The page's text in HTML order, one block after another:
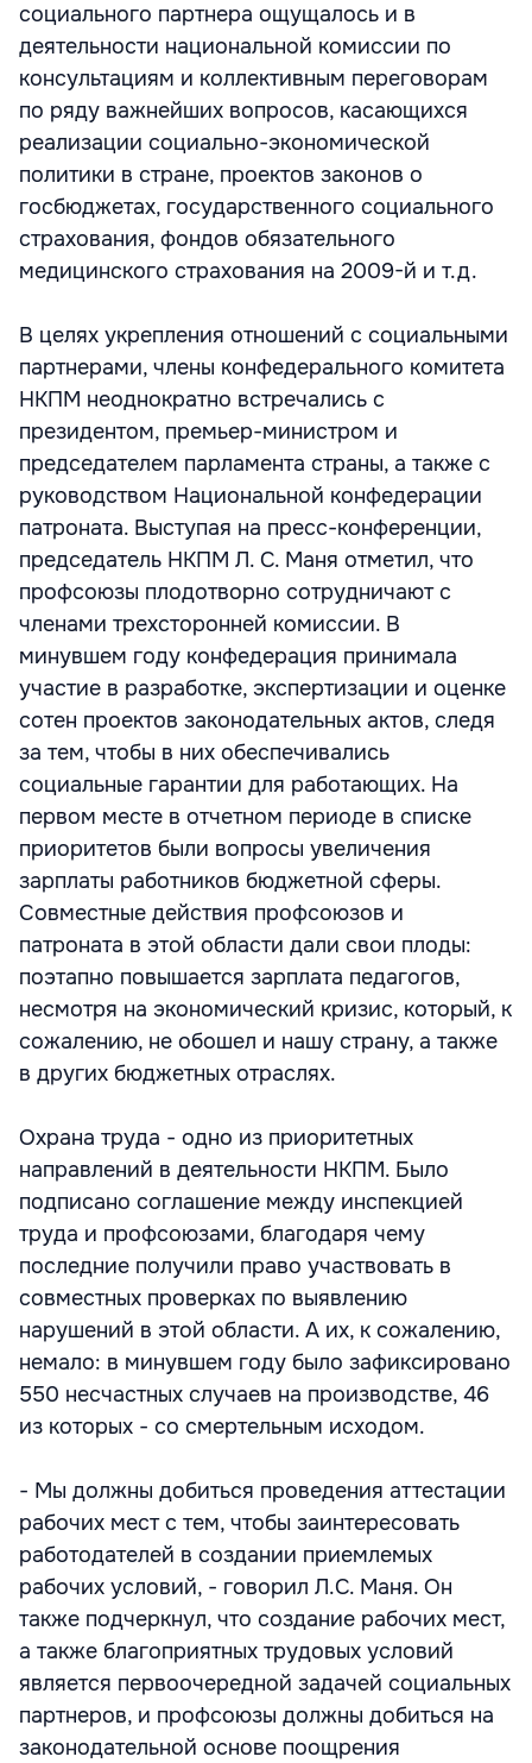
социального партнера ощущалось и в
деятельности национальной комиссии по
консультациям и коллективным переговорам
по ряду важнейших вопросов, касающихся
реализации социально-экономической
политики в стране, проектов законов о
госбюджетах, государственного социального
страхования, фондов обязательного
медицинского страхования на 2009-й и т.д.
В целях укрепления отношений с социальными
партнерами, члены конфедерального комитета
НКПМ неоднократно встречались с
президентом, премьер-министром и
председателем парламента страны, а также с
руководством Национальной конфедерации
патроната. Выступая на пресс-конференции,
председатель НКПМ Л. С. Маня отметил, что
профсоюзы плодотворно сотрудничают с
членами трехсторонней комиссии. В
минувшем году конфедерация принимала
участие в разработке, экспертизации и оценке
сотен проектов законодательных актов, следя
за тем, чтобы в них обеспечивались
социальные гарантии для работающих. На
первом месте в отчетном периоде в списке
приоритетов были вопросы увеличения
зарплаты работников бюджетной сферы.
Совместные действия профсоюзов и
патроната в этой области дали свои плоды:
поэтапно повышается зарплата педагогов,
несмотря на экономический кризис, который, к
сожалению, не обошел и нашу страну, а также
в других бюджетных отраслях.
Охрана труда - одно из приоритетных
направлений в деятельности НКПМ. Было
подписано соглашение между инспекцией
труда и профсоюзами, благодаря чему
последние получили право участвовать в
совместных проверках по выявлению
нарушений в этой области. А их, к сожалению,
немало: в минувшем году было зафиксировано
550 несчастных случаев на производстве, 46
из которых - со смертельным исходом.
- Мы должны добиться проведения аттестации
рабочих мест с тем, чтобы заинтересовать
работодателей в создании приемлемых
рабочих условий, - говорил Л.С. Маня. Он
также подчеркнул, что создание рабочих мест,
а также благоприятных трудовых условий
является первоочередной задачей социальных
партнеров, и профсоюзы должны добиться на
законодательной основе поощрения